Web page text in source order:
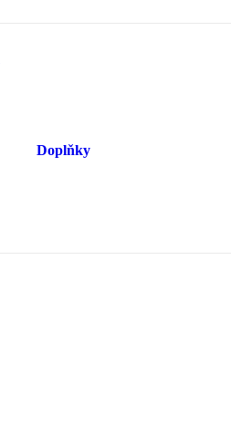
Doplňky